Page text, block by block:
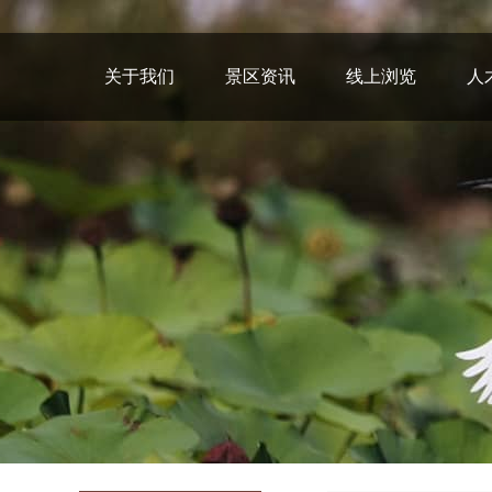
关于我们 景区资讯 线上浏览 人